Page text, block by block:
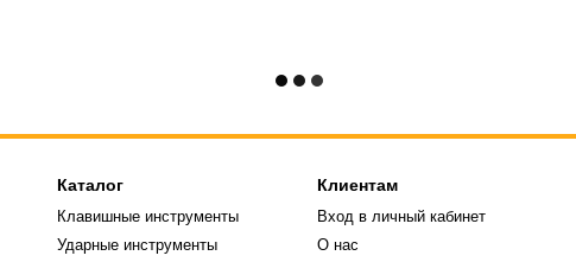
Каталог
Клавишные инструменты
Ударные инструменты
Клиентам
Вход в личный кабинет
О нас